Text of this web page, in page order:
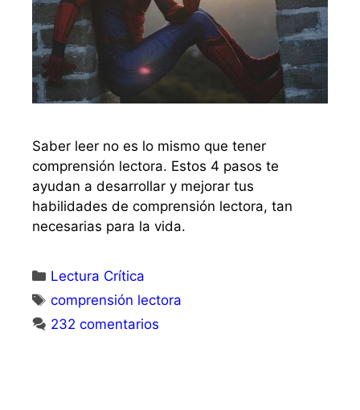
Saber leer no es lo mismo que tener
comprensión lectora. Estos 4 pasos te
ayudan a desarrollar y mejorar tus
habilidades de comprensión lectora, tan
necesarias para la vida.
Lectura Crítica
comprensión lectora
232 comentarios